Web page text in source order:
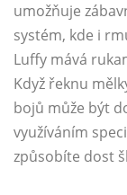
umožňuje
systém, kde i
Luffy mává
Když řeknu
bojů může být
využíváním
způsobíte dost